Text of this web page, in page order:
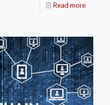
Read more